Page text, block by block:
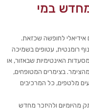
מחדש במי
אידיאלי לחופשה שכזאת.
רומנטית, עטופים בשמיכה
האינטימיות שבאזור, או
בצימרים המטופחים,
מלטפים, כל המרכיבים
מהיומיום ולהיזכר מחדש